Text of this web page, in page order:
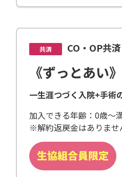
共済 CO・OP共済
《ずっとあい
一生涯つづく入院+手術
加入できる年齢：0歳～
※解約返戻金はありませ